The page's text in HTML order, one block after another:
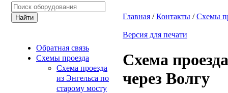
Обратная связь
Схемы проезда
Схема проезда
из Энгельса по
старому мосту
Главная /Контакты /Схемы
Версия для печати
Схема
через Волгу